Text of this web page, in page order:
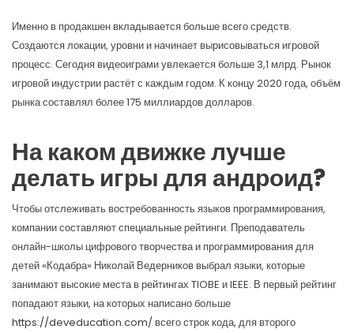
Именно в продакшен вкладывается больше всего средств.
Создаются локации, уровни и начинает вырисовываться игровой
процесс. Сегодня видеоиграми увлекается больше 3,1 млрд. Рынок
игровой индустрии растёт с каждым годом. К концу 2020 года, объём
рынка составлял более 175 миллиардов долларов.
На каком движке лучше
делать игры для андроид?
Чтобы отслеживать востребованность языков программирования,
компании составляют специальные рейтинги. Преподаватель
онлайн-школы цифрового творчества и программирования для
детей «Кодабра» Николай Ведерников выбрал языки, которые
занимают высокие места в рейтингах TIOBE и IEEE. В первый рейтинг
попадают языки, на которых написано больше
https://deveducation.com/ всего строк кода, для второго